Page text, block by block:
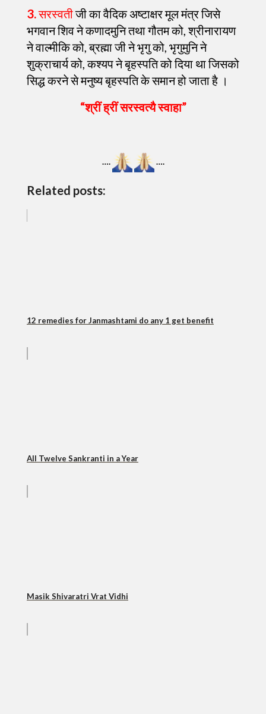
3.सरस्वतीजी का वैदिक अष्टाक्षर मूल मंत्र जिसे
भगवान शिव ने कणादमुनि तथा गौतम को, श्रीनारायण
ने वाल्मीकि को, ब्रह्मा जी ने भृगु को, भृगुमुनि ने
शुक्राचार्य को, कश्यप ने बृहस्पति को दिया था जिसको
सिद्ध करने से मनुष्य बृहस्पति के समान हो जाता है ।
“श्रीं ह्रीं सरस्वत्यै स्वाहा”
…. ….
Related posts:
12 remedies for Janmashtami do any 1 get benefit
All Twelve Sankranti in a Year
Masik Shivaratri Vrat Vidhi